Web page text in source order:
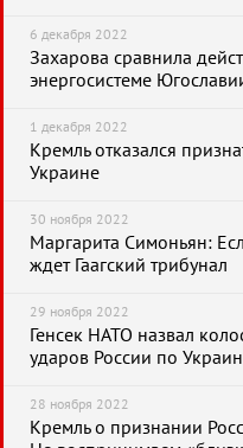
6 декабря 2022
Захарова сравнила
энергосистеме
1 декабря 2022
Кремль отказался
Украине
30 ноября 2022
Маргарита Симоньян:
ждет Гаагский трибунал
29 ноября 2022
Генсек НАТО назвал
ударов России по
28 ноября 2022
Кремль о признании